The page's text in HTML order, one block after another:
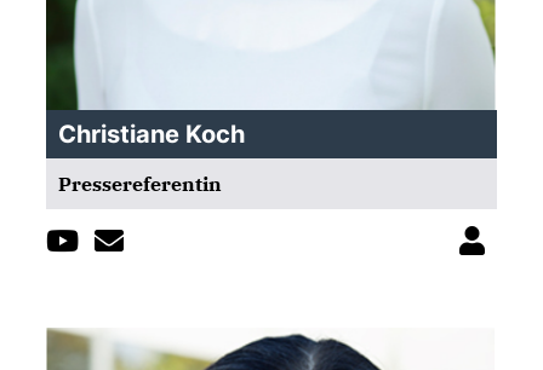
Christiane Koch
Pressereferentin